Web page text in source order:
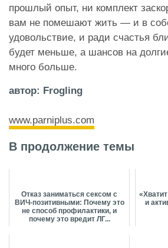
прошлый опыт, ни комплект
вам не помешают жить — и в
удовольствие, и ради счастья
будет меньше, а шансов на
много больше.
автор: Frogling
www.parniplus.com
В продолжение темы
Отказ заниматься сексом с
ВИЧ-позитивными: Почему это
не способ профилактики, и
почему это вредит ЛГ...
и